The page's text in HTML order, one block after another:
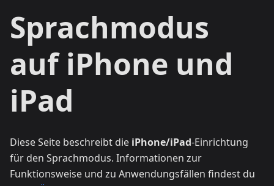
Sprachmodus
auf iPhone und
iPad
Diese Seite beschreibt die iPhone/iPad-Einrichtung
für den Sprachmodus. Informationen zur
Funktionsweise und zu Anwendungsfällen findest du